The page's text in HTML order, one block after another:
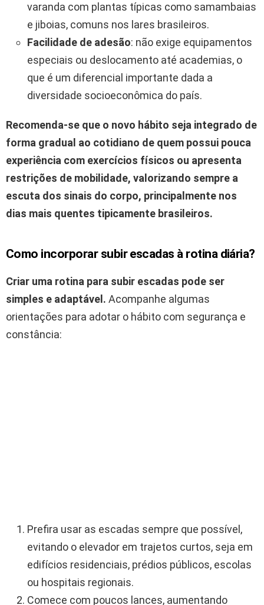
varanda com plantas típicas como samambaias
e jiboias, comuns nos lares brasileiros.
Facilidade de adesão: não exige equipamentos
especiais ou deslocamento até academias, o
que é um diferencial importante dada a
diversidade socioeconômica do país.
Recomenda-se que o novo hábito seja integrado de
forma gradual ao cotidiano de quem possui pouca
experiência com exercícios físicos ou apresenta
restrições de mobilidade, valorizando sempre a
escuta dos sinais do corpo, principalmente nos
dias mais quentes tipicamente brasileiros.
Como incorporar subir escadas à rotina diária?
Criar uma rotina para subir escadas pode ser
simples e adaptável. Acompanhe algumas
orientações para adotar o hábito com segurança e
constância:
Prefira usar as escadas sempre que possível,
evitando o elevador em trajetos curtos, seja em
edifícios residenciais, prédios públicos, escolas
ou hospitais regionais.
Comece com poucos lances, aumentando